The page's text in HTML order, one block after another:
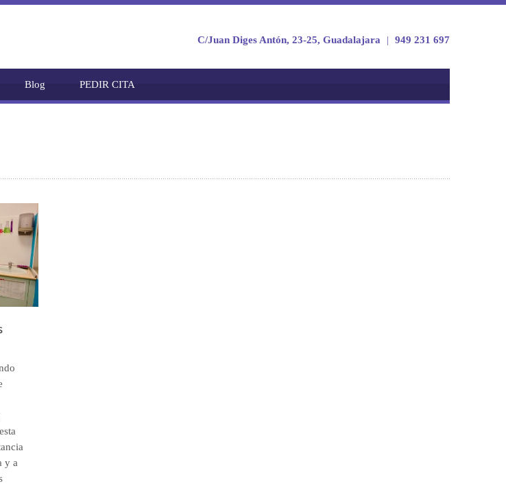
C/Juan Diges Antón, 23-25, Guadalajara | 949 231 697
Blog PEDIR CITA
y a